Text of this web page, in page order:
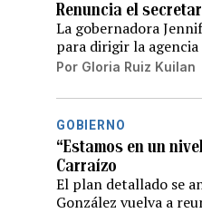
Renuncia el
La gobernadora
para dirigir la agencia
Por Gloria Ruiz Kuilan
GOBIERNO
“Estamos en un
Carraízo
El plan detallado se
González vuelva a